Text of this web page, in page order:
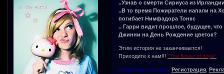
..Узнав о смерти Сириуса из
..В то время Пожиратели напали на
погибает Нимфадора Тонкс
.. Гарри видит прошлое, будущее,
Джинни на День Рождение цветок?
Этим история не заканчивается!
Приходите к нам!!!"The flower of hope"
Полезные ссылки: Регистрация ,